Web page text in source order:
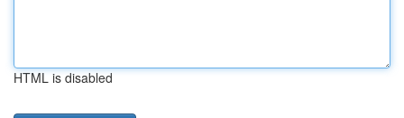
HTML is disabled